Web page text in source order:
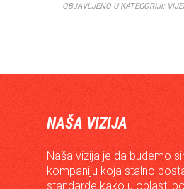
OBJAVLJENO U KATEGORIJI:
NAŠA VIZIJA
Naša vizija je da budemo
kompaniju koja stalno
standarde kako u oblasti